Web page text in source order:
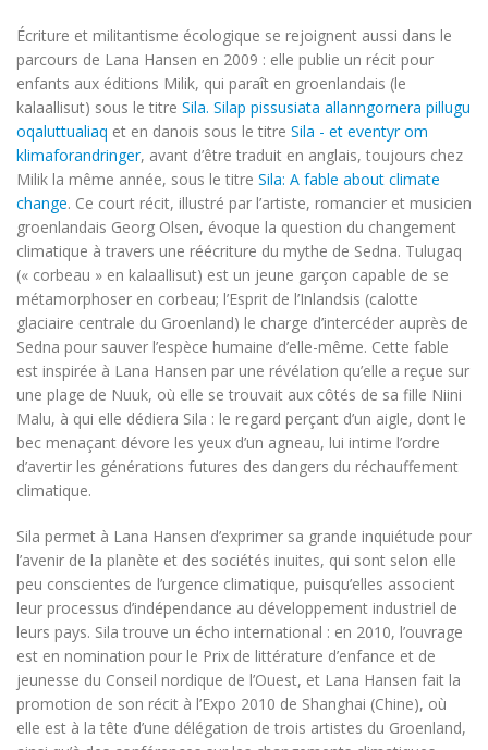
Écriture et militantisme écologique se rejoignent aussi dans le
parcours de Lana Hansen en 2009 : elle publie un récit pour
enfants aux éditions Milik, qui paraît en groenlandais (le
kalaallisut) sous le titre Sila. Silap pissusiata allanngornera pillugu
oqaluttualiaq et en danois sous le titre Sila - et eventyr om
klimaforandringer, avant d’être traduit en anglais, toujours chez
Milik la même année, sous le titre Sila: A fable about climate
change. Ce court récit, illustré par l’artiste, romancier et musicien
groenlandais Georg Olsen, évoque la question du changement
climatique à travers une réécriture du mythe de Sedna. Tulugaq
(« corbeau » en kalaallisut) est un jeune garçon capable de se
métamorphoser en corbeau; l’Esprit de l’Inlandsis (calotte
glaciaire centrale du Groenland) le charge d’intercéder auprès de
Sedna pour sauver l’espèce humaine d’elle-même. Cette fable
est inspirée à Lana Hansen par une révélation qu’elle a reçue sur
une plage de Nuuk, où elle se trouvait aux côtés de sa fille Niini
Malu, à qui elle dédiera Sila : le regard perçant d’un aigle, dont le
bec menaçant dévore les yeux d’un agneau, lui intime l’ordre
d’avertir les générations futures des dangers du réchauffement
climatique.
Sila permet à Lana Hansen d’exprimer sa grande inquiétude pour
l’avenir de la planète et des sociétés inuites, qui sont selon elle
peu conscientes de l’urgence climatique, puisqu’elles associent
leur processus d’indépendance au développement industriel de
leurs pays. Sila trouve un écho international : en 2010, l’ouvrage
est en nomination pour le Prix de littérature d’enfance et de
jeunesse du Conseil nordique de l’Ouest, et Lana Hansen fait la
promotion de son récit à l’Expo 2010 de Shanghai (Chine), où
elle est à la tête d’une délégation de trois artistes du Groenland,